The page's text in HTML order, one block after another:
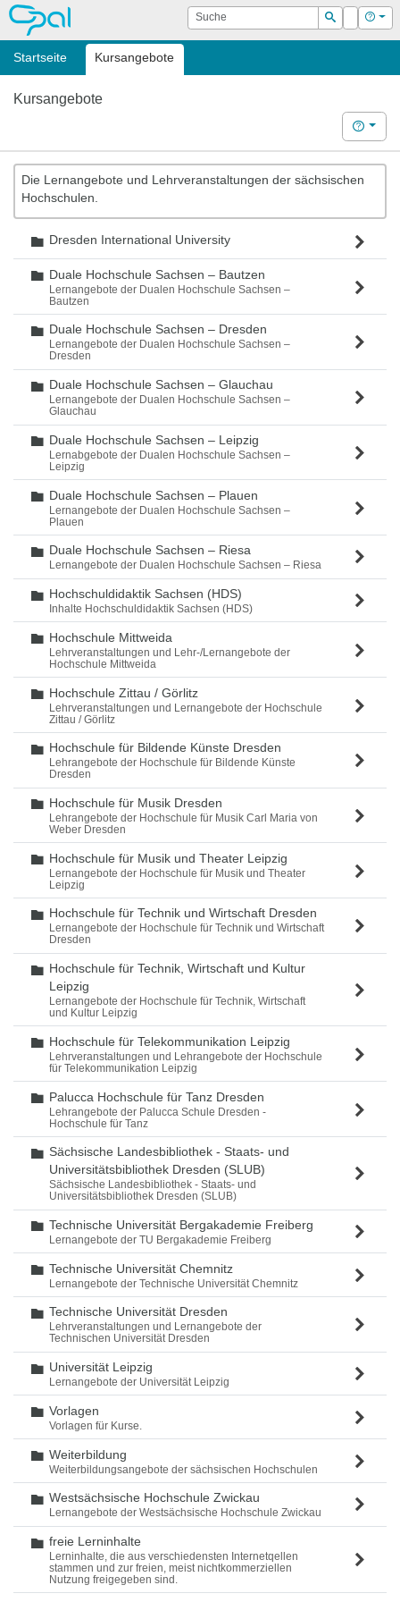
OPAL Suche
Suchen
Login Hilfe
Startseite Kursangebote
Kursangebote
Hilfe
Die Lernangebote und Lehrveranstaltungen der sächsischen
Hochschulen.
Ordner
Dresden International University
Ordner
Duale Hochschule Sachsen – Bautzen
Lernangebote der Dualen Hochschule Sachsen –
Bautzen
Ordner
Duale Hochschule Sachsen – Dresden
Lernangebote der Dualen Hochschule Sachsen –
Dresden
Ordner
Duale Hochschule Sachsen – Glauchau
Lernangebote der Dualen Hochschule Sachsen –
Glauchau
Ordner
Duale Hochschule Sachsen – Leipzig
Lernabgebote der Dualen Hochschule Sachsen –
Leipzig
Ordner
Duale Hochschule Sachsen – Plauen
Lernangebote der Dualen Hochschule Sachsen –
Plauen
Ordner
Duale Hochschule Sachsen – Riesa
Lernangebote der Dualen Hochschule Sachsen – Riesa
Ordner
Hochschuldidaktik Sachsen (HDS)
Inhalte Hochschuldidaktik Sachsen (HDS)
Ordner
Hochschule Mittweida
Lehrveranstaltungen und Lehr-/Lernangebote der
Hochschule Mittweida
Ordner
Hochschule Zittau / Görlitz
Lehrveranstaltungen und Lernangebote der Hochschule
Zittau / Görlitz
Ordner
Hochschule für Bildende Künste Dresden
Lehrangebote der Hochschule für Bildende Künste
Dresden
Ordner
Hochschule für Musik Dresden
Lehrangebote der Hochschule für Musik Carl Maria von
Weber Dresden
Ordner
Hochschule für Musik und Theater Leipzig
Lernangebote der Hochschule für Musik und Theater
Leipzig
Ordner
Hochschule für Technik und Wirtschaft Dresden
Lernangebote der Hochschule für Technik und Wirtschaft
Dresden
Ordner
Hochschule für Technik, Wirtschaft und Kultur
Leipzig
Lernangebote der Hochschule für Technik, Wirtschaft
und Kultur Leipzig
Ordner
Hochschule für Telekommunikation Leipzig
Lehrveranstaltungen und Lehrangebote der Hochschule
für Telekommunikation Leipzig
Ordner
Palucca Hochschule für Tanz Dresden
Lehrangebote der Palucca Schule Dresden -
Hochschule für Tanz
Ordner
Sächsische Landesbibliothek - Staats- und
Universitätsbibliothek Dresden (SLUB)
Sächsische Landesbibliothek - Staats- und
Universitätsbibliothek Dresden (SLUB)
Ordner
Technische Universität Bergakademie Freiberg
Lernangebote der TU Bergakademie Freiberg
Ordner
Technische Universität Chemnitz
Lernangebote der Technische Universität Chemnitz
Ordner
Technische Universität Dresden
Lehrveranstaltungen und Lernangebote der
Technischen Universität Dresden
Ordner
Universität Leipzig
Lernangebote der Universität Leipzig
Ordner
Vorlagen
Vorlagen für Kurse.
Ordner
Weiterbildung
Weiterbildungsangebote der sächsischen Hochschulen
Ordner
Westsächsische Hochschule Zwickau
Lernangebote der Westsächsische Hochschule Zwickau
Ordner
freie Lerninhalte
Lerninhalte, die aus verschiedensten Internetqellen
stammen und zur freien, meist nichtkommerziellen
Nutzung freigegeben sind.